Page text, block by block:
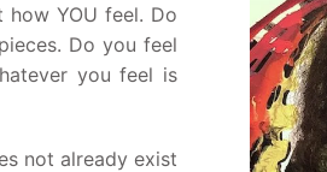
YOU feel. Do
Do you feel
you feel is
not already exist